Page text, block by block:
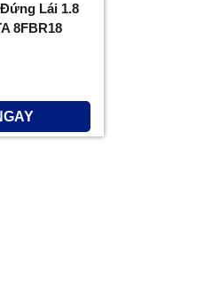
Lái 1.8
8FBR18